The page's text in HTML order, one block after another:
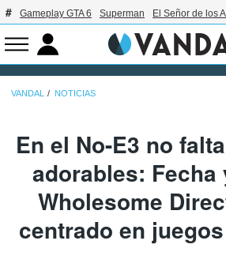
Gameplay GTA 6 Superman El Señor de los
VANDAL NOTICIAS
En el No-E3 no
adorables: Fecha
Wholesome
centrado en